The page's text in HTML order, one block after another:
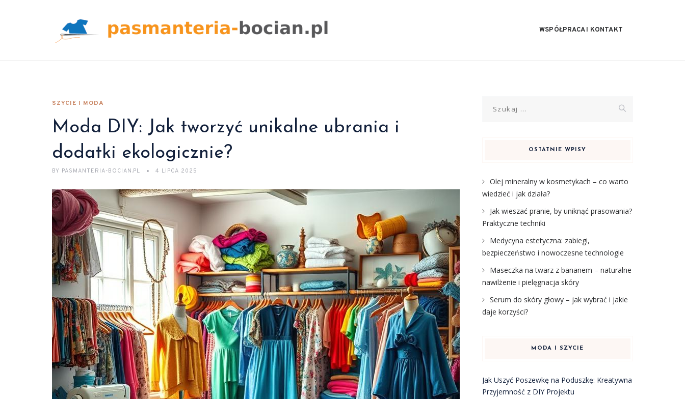
WSPÓŁPRACA I KONTAKT
SZYCIE I MODA
Moda DIY: Jak tworzyć unikalne ubrania i
dodatki ekologicznie?
BY PASMANTERIA-BOCIAN.PL 4 LIPCA 2025
OSTATNIE WPISY
Olej mineralny w kosmetykach – co warto
wiedzieć i jak działa?
Jak wieszać pranie, by uniknąć prasowania?
Praktyczne techniki
Medycyna estetyczna: zabiegi,
bezpieczeństwo i nowoczesne technologie
Maseczka na twarz z bananem – naturalne
nawilżenie i pielęgnacja skóry
Serum do skóry głowy – jak wybrać i jakie
daje korzyści?
MODA I SZYCIE
Jak Uszyć Poszewkę na Poduszkę: Kreatywna
Przyjemność z DIY Projektu